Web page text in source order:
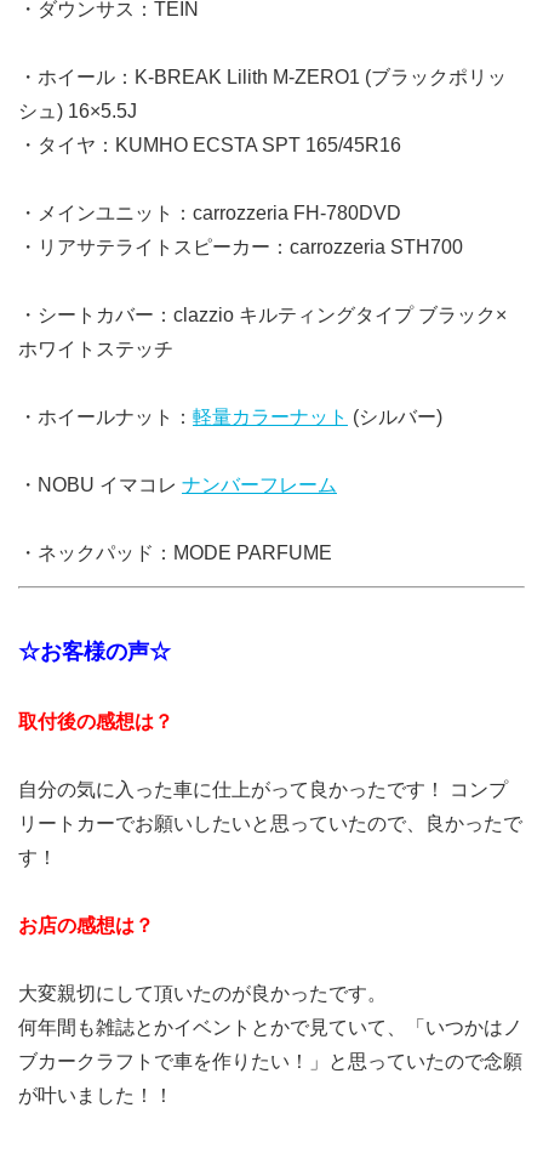
・ダウンサス：TEIN
・ホイール：K-BREAK Lilith M-ZERO1 (ブラックポリッ
シュ) 16×5.5J
・タイヤ：KUMHO ECSTA SPT 165/45R16
・メインユニット：carrozzeria FH-780DVD
・リアサテライトスピーカー：carrozzeria STH700
・シートカバー：clazzio キルティングタイプ ブラック×
ホワイトステッチ
・ホイールナット： 軽量カラーナット (シルバー)
・NOBU イマコレ ナンバーフレーム
・ネックパッド：MODE PARFUME
☆お客様の声☆
取付後の感想は？
自分の気に入った車に仕上がって良かったです！ コンプ
リートカーでお願いしたいと思っていたので、良かったで
す！
お店の感想は？
大変親切にして頂いたのが良かったです。
何年間も雑誌とかイベントとかで見ていて、「いつかはノ
ブカークラフトで車を作りたい！」と思っていたので念願
が叶いました！！